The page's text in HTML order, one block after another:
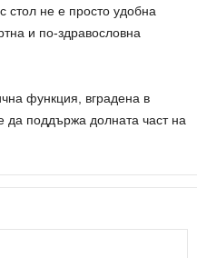
стол не е просто удобна
и по-здравословна
функция, вградена в
да поддържа долната част на